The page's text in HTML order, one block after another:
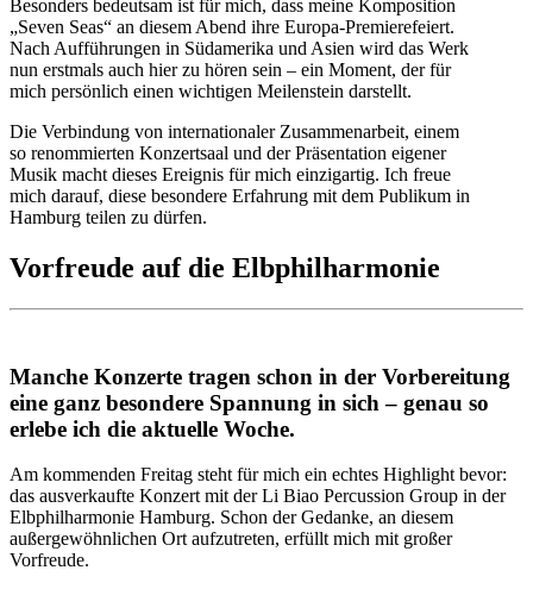
Besonders bedeutsam ist für mich, dass meine Komposition
„Seven Seas“ an diesem Abend ihre Europa-Premierefeiert.
Nach Aufführungen in Südamerika und Asien wird das Werk
nun erstmals auch hier zu hören sein – ein Moment, der für
mich persönlich einen wichtigen Meilenstein darstellt.
Die Verbindung von internationaler Zusammenarbeit, einem
so renommierten Konzertsaal und der Präsentation eigener
Musik macht dieses Ereignis für mich einzigartig. Ich freue
mich darauf, diese besondere Erfahrung mit dem Publikum in
Hamburg teilen zu dürfen.
Vorfreude auf die Elbphilharmonie
Manche Konzerte tragen schon in der Vorbereitung
eine ganz besondere Spannung in sich – genau so
erlebe ich die aktuelle Woche.
Am kommenden Freitag steht für mich ein echtes Highlight bevor:
das ausverkaufte Konzert mit der Li Biao Percussion Group in der
Elbphilharmonie Hamburg. Schon der Gedanke, an diesem
außergewöhnlichen Ort aufzutreten, erfüllt mich mit großer
Vorfreude.